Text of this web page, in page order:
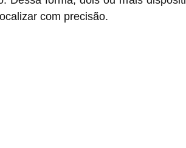
com precisão.